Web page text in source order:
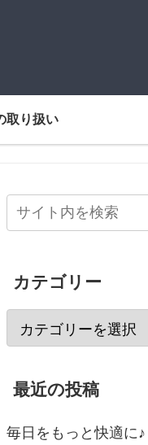
取り扱い
カテゴリー
最近の投稿
毎日をもっと快適に